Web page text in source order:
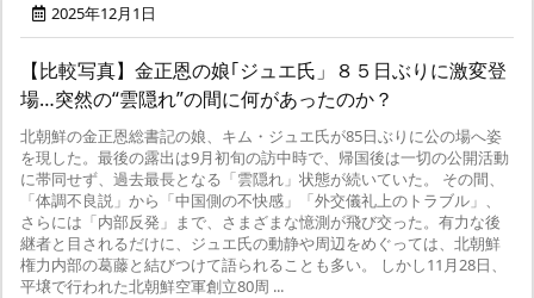
2025年12月1日
【比較写真】金正恩の娘｢ジュエ氏」８５日ぶりに激変登
場…突然の“雲隠れ”の間に何があったのか？
北朝鮮の金正恩総書記の娘、キム・ジュエ氏が85日ぶりに公の場へ姿
を現した。最後の露出は9月初旬の訪中時で、帰国後は一切の公開活動
に帯同せず、過去最長となる「雲隠れ」状態が続いていた。 その間、
「体調不良説」から「中国側の不快感」「外交儀礼上のトラブル」、
さらには「内部反発」まで、さまざまな憶測が飛び交った。有力な後
継者と目されるだけに、ジュエ氏の動静や周辺をめぐっては、北朝鮮
権力内部の葛藤と結びつけて語られることも多い。 しかし11月28日、
平壌で行われた北朝鮮空軍創立80周 ...